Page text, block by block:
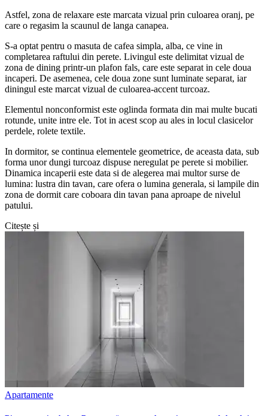
Astfel, zona de relaxare este marcata vizual prin culoarea oranj, pe
care o regasim la scaunul de langa canapea.
S-a optat pentru o masuta de cafea simpla, alba, ce vine in
completarea raftului din perete. Livingul este delimitat vizual de
zona de dining printr-un plafon fals, care este separat in cele doua
incaperi. De asemenea, cele doua zone sunt luminate separat, iar
diningul este marcat vizual de culoarea-accent turcoaz.
Elementul nonconformist este oglinda formata din mai multe bucati
rotunde, unite intre ele. Tot in acest scop au ales in locul clasicelor
perdele, rolete textile.
In dormitor, se continua elementele geometrice, de aceasta data, sub
forma unor dungi turcoaz dispuse neregulat pe perete si mobilier.
Dinamica incaperii este data si de alegerea mai multor surse de
lumina: lustra din tavan, care ofera o lumina generala, si lampile din
zona de dormit care coboara din tavan pana aproape de nivelul
patului.
Citește și
Apartamente